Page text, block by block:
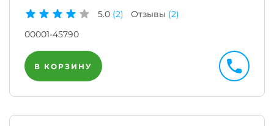
5.0 (2) Отзывы (2)
00001-45790
В КОРЗИНУ